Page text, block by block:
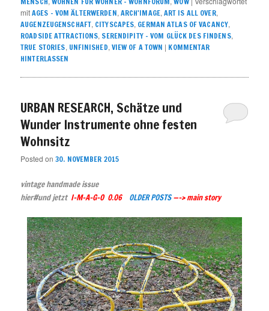
mitAGES - VOM ÄLTERWERDEN, ARCH'IMAGE, ART IS ALL OVER,
AUGENZEUGENSCHAFT, CITYSCAPES, GERMAN ATLAS OF VACANCY,
ROADSIDE ATTRACTIONS, SERENDIPITY – VOM GLÜCK DES FINDENS,
TRUE STORIES, UNFINISHED, VIEW OF A TOWN | KOMMENTAR
HINTERLASSEN
URBAN RESEARCH, Schätze und
Wunder Instrumente ohne festen
Wohnsitz
Posted on30. NOVEMBER 2015
vintage handmade issue
hier#und jetzt I-M-A-G-O 0.06 OLDER POSTS—–> main story